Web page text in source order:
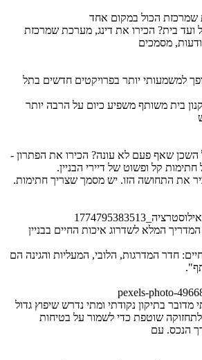
שמרכזת הכול במקום אחד
ועד בית? הכירו את דינג, מערכת שמרכזת
מסמכים
למשמעותי יותר בפרויקטים חדשים בתל
בית משותף משפיע כיום על הרבה יותר
שאף פעם לא עונה? הכירו את הפתרון -
את התחושה הזו. יש מסמך שצריך חתימות.
המלא לשדרוג איכות החיים בבניין
חדר המדרגות, הלובי, המעליות והגינה הם
מדובר בתיקון נקודתי ומתי נדרש שיפוץ גדול
לתחזוקה שוטפת כדי לשמור על בטיחות
הנכס. עם